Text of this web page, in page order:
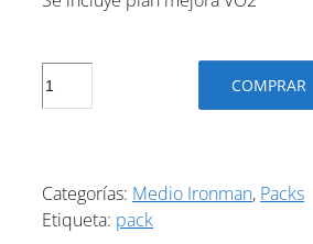
Pack
COMPRAR
Categorías: Medio Ironman, Packs
Etiqueta: pack